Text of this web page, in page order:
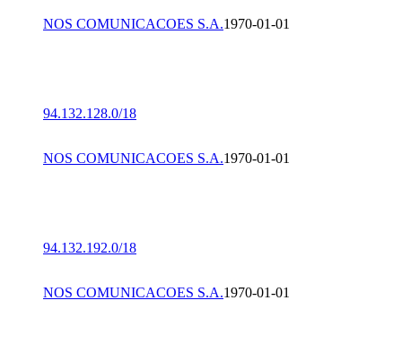
NOS COMUNICACOES S.A.1970-01-01
94.132.128.0/18
NOS COMUNICACOES S.A.1970-01-01
94.132.192.0/18
NOS COMUNICACOES S.A.1970-01-01